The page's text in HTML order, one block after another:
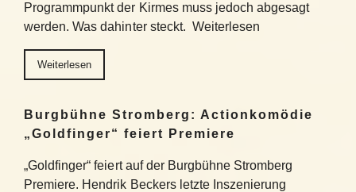
Programmpunkt der Kirmes muss jedoch abgesagt
werden. Was dahinter steckt. Weiterlesen
Weiterlesen
Burgbühne Stromberg: Actionkomödie
„Goldfinger“ feiert Premiere
„Goldfinger“ feiert auf der Burgbühne Stromberg
Premiere. Hendrik Beckers letzte Inszenierung